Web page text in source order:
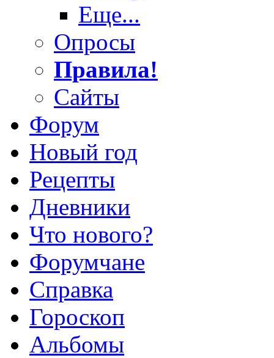
Еще...
Опросы
Правила!
Сайты
Форум
Новый год
Рецепты
Дневники
Что нового?
Форумчане
Справка
Гороскоп
Альбомы